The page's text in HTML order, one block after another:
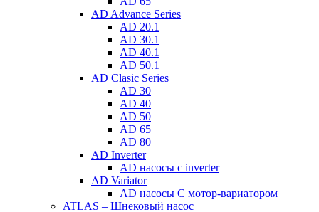
AD Advance Series
AD 20.1
AD 30.1
AD 40.1
AD 50.1
AD Clasic Series
AD 30
AD 40
AD 50
AD 65
AD 80
AD Inverter
AD насосы с inverter
AD Variator
AD насосы С мотор-вариатором
ATLAS – Шнековый насос